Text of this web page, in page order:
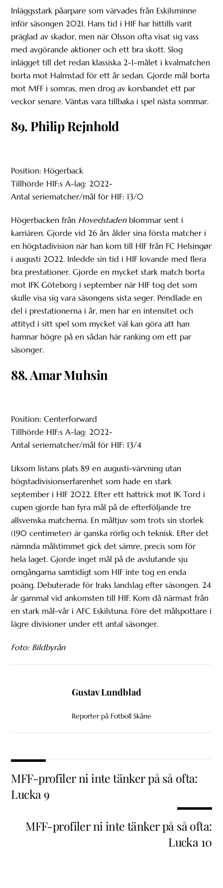
Inläggsstark påarpare som värvades från Eskilsminne
inför säsongen 2021. Hans tid i HIF har hittills varit
präglad av skador, men när Olsson ofta visat sig vass
med avgörande aktioner och ett bra skott. Slog
inlägget till det redan klassiska 2-1-målet i kvalmatchen
borta mot Halmstad för ett år sedan. Gjorde mål borta
mot MFF i somras, men drog av korsbandet ett par
veckor senare. Väntas vara tillbaka i spel nästa sommar.
89. Philip Rejnhold
Position: Högerback
Tillhörde HIF:s A-lag: 2022-
Antal seriematcher/mål för HIF: 13/0
Högerbacken från Hovedstadenblommar sent i
karriären. Gjorde vid 26 års ålder sina första matcher i
en högstadivision när han kom till HIF från FC Helsingør
i augusti 2022. Inledde sin tid i HIF lovande med flera
bra prestationer. Gjorde en mycket stark match borta
mot IFK Göteborg i september när HIF tog det som
skulle visa sig vara säsongens sista seger. Pendlade en
del i prestationerna i år, men har en intensitet och
attityd i sitt spel som mycket väl kan göra att han
hamnar högre på en sådan här ranking om ett par
säsonger.
88. Amar Muhsin
Position: Centerforward
Tillhörde HIF:s A-lag: 2022-
Antal seriematcher/mål för HIF: 13/4
Liksom listans plats 89 en augusti-värvning utan
högstadivisionserfarenhet som hade en stark
september i HIF 2022. Efter ett hattrick mot IK Tord i
cupen gjorde han fyra mål på de efterföljande tre
allsvenska matcherna. En måltjuv som trots sin storlek
(190 centimeter) är ganska rörlig och teknisk. Efter det
nämnda målstimmet gick det sämre, precis som för
hela laget. Gjorde inget mål på de avslutande sju
omgångarna samtidigt som HIF inte tog en enda
poäng. Debuterade för Iraks landslag efter säsongen. 24
år gammal vid ankomsten till HIF. Kom då närmast från
en stark mål-vår i AFC Eskilstuna. Före det målspottare i
lägre divisioner under ett antal säsonger.
Foto: Bildbyrån
Gustav Lundblad
Reporter på Fotboll Skåne
MFF-profiler ni inte tänker på så ofta:
Lucka 9
MFF-profiler ni inte tänker på så ofta:
Lucka 10